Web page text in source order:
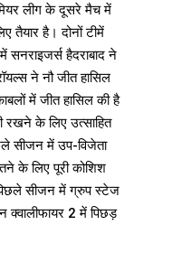
लीग के दूसरे मैच में
तैयार है। दोनों टीमें
हैदराबाद ने
ने नौ जीत हासिल
में जीत हासिल की है
रखने के लिए उत्साहित
सीजन में उप-विजेता
के लिए पूरी कोशिश
सीजन में ग्रुप स्टेज
क्वालीफायर 2 में पिछड़